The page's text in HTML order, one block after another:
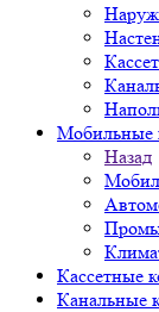
Мобильные
Назад
Кассетные
Канальные